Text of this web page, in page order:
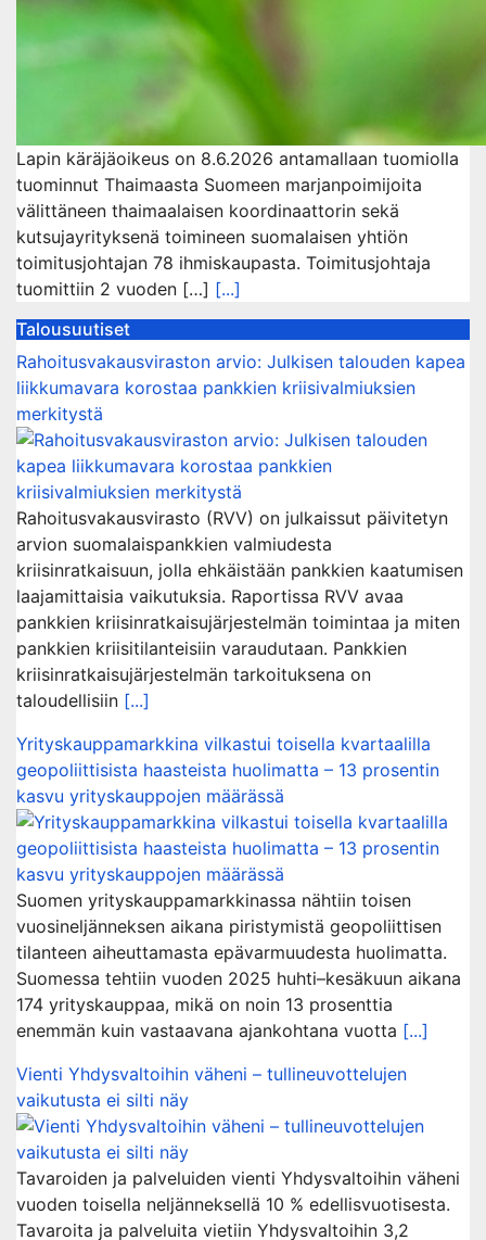
Lapin käräjäoikeus on 8.6.2026 antamallaan tuomiolla
tuominnut Thaimaasta Suomeen marjanpoimijoita
välittäneen thaimaalaisen koordinaattorin sekä
kutsujayrityksenä toimineen suomalaisen yhtiön
toimitusjohtajan 78 ihmiskaupasta. Toimitusjohtaja
tuomittiin 2 vuoden […] [...]
Talousuutiset
Rahoitusvakausviraston arvio: Julkisen talouden kapea
liikkumavara korostaa pankkien kriisivalmiuksien
merkitystä
Rahoitusvakausvirasto (RVV) on julkaissut päivitetyn
arvion suomalaispankkien valmiudesta
kriisinratkaisuun, jolla ehkäistään pankkien kaatumisen
laajamittaisia vaikutuksia. Raportissa RVV avaa
pankkien kriisinratkaisujärjestelmän toimintaa ja miten
pankkien kriisitilanteisiin varaudutaan. Pankkien
kriisinratkaisujärjestelmän tarkoituksena on
taloudellisiin [...]
Yrityskauppamarkkina vilkastui toisella kvartaalilla
geopoliittisista haasteista huolimatta – 13 prosentin
kasvu yrityskauppojen määrässä
Suomen yrityskauppamarkkinassa nähtiin toisen
vuosineljänneksen aikana piristymistä geopoliittisen
tilanteen aiheuttamasta epävarmuudesta huolimatta.
Suomessa tehtiin vuoden 2025 huhti–kesäkuun aikana
174 yrityskauppaa, mikä on noin 13 prosenttia
enemmän kuin vastaavana ajankohtana vuotta [...]
Vienti Yhdysvaltoihin väheni – tullineuvottelujen
vaikutusta ei silti näy
Tavaroiden ja palveluiden vienti Yhdysvaltoihin väheni
vuoden toisella neljänneksellä 10 % edellisvuotisesta.
Tavaroita ja palveluita vietiin Yhdysvaltoihin 3,2